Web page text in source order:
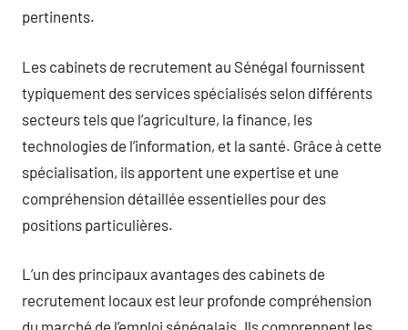
pertinents.
Les cabinets de recrutement au Sénégal fournissent
typiquement des services spécialisés selon différents
secteurs tels que l’agriculture, la finance, les
technologies de l’information, et la santé. Grâce à cette
spécialisation, ils apportent une expertise et une
compréhension détaillée essentielles pour des
positions particulières.
L’un des principaux avantages des cabinets de
recrutement locaux est leur profonde compréhension
du marché de l’emploi sénégalais. Ils comprennent les